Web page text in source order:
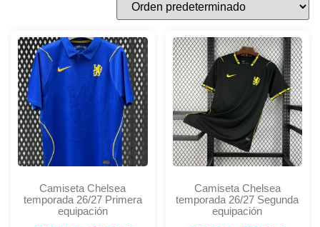
Camiseta Chelsea
temporada 26/27 Primera
equipación
Camiseta Chelsea
temporada 26/27 Segunda
equipación